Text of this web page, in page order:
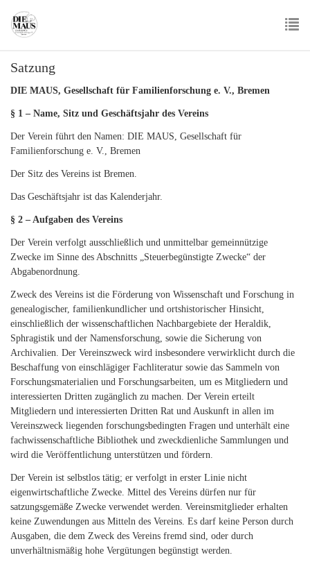
main
Satzung
DIE MAUS, Gesellschaft für Familienforschung e. V., Bremen
§ 1 – Name, Sitz und Geschäftsjahr des Vereins
Der Verein führt den Namen: DIE MAUS, Gesellschaft für
Familienforschung e. V., Bremen
Der Sitz des Vereins ist Bremen.
Das Geschäftsjahr ist das Kalenderjahr.
§ 2 – Aufgaben des Vereins
Der Verein verfolgt ausschließlich und unmittelbar gemeinnützige
Zwecke im Sinne des Abschnitts „Steuerbegünstigte Zwecke“ der
Abgabenordnung.
Zweck des Vereins ist die Förderung von Wissenschaft und Forschung in
genealogischer, familienkundlicher und ortshistorischer Hinsicht,
einschließlich der wissenschaftlichen Nachbargebiete der Heraldik,
Sphragistik und der Namensforschung, sowie die Sicherung von
Archivalien. Der Vereinszweck wird insbesondere verwirklicht durch die
Beschaffung von einschlägiger Fachliteratur sowie das Sammeln von
Forschungsmaterialien und Forschungsarbeiten, um es Mitgliedern und
interessierten Dritten zugänglich zu machen. Der Verein erteilt
Mitgliedern und interessierten Dritten Rat und Auskunft in allen im
Vereinszweck liegenden forschungsbedingten Fragen und unterhält eine
fachwissenschaftliche Bibliothek und zweckdienliche Sammlungen und
wird die Veröffentlichung unterstützen und fördern.
Der Verein ist selbstlos tätig; er verfolgt in erster Linie nicht
eigenwirtschaftliche Zwecke. Mittel des Vereins dürfen nur für
satzungsgemäße Zwecke verwendet werden. Vereinsmitglieder erhalten
keine Zuwendungen aus Mitteln des Vereins. Es darf keine Person durch
Ausgaben, die dem Zweck des Vereins fremd sind, oder durch
unverhältnismäßig hohe Vergütungen begünstigt werden.